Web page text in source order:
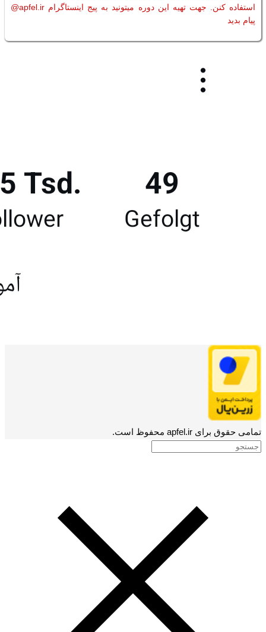
استفاده کنن. جهت تهیه این دوره میتونید به پیج اینستاگرام apfel.ir@
پیام بدید
تمامی حقوق برای apfel.ir محفوظ است.